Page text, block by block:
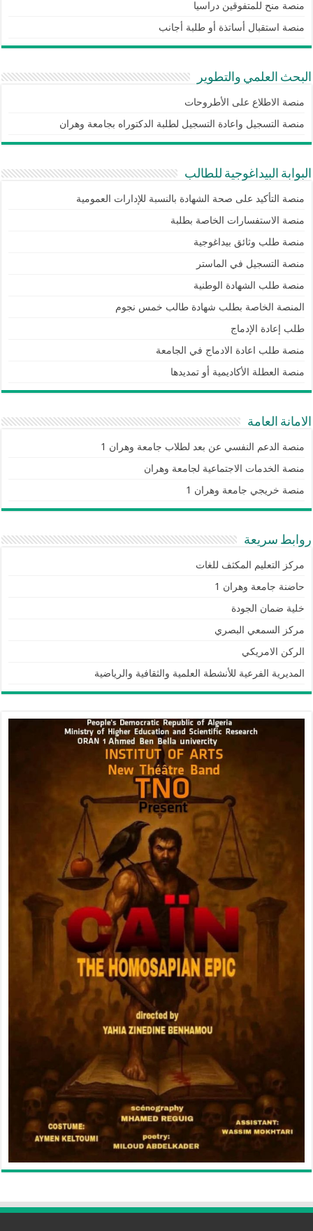
منصة منح للمتفوقين دراسيا
منصة استقبال أساتذة أو طلبة أجانب
البحث العلمي والتطوير
منصة الاطلاع على الأطروحات
منصة التسجيل واعادة التسجيل لطلبة الدكتوراه بجامعة وهران
البوابة البيداغوجية للطالب
منصة التأكيد على صحة الشهادة بالنسبة للإدارات العمومية
منصة الاستفسارات الخاصة بطلبة
منصة طلب وثائق بيداغوجية
منصة التسجيل في الماستر
منصة طلب الشهادة الوطنية
المنصة الخاصة بطلب شهادة طالب خمس نجوم
طلب إعادة الإدماج
منصة طلب اعادة الادماج في الجامعة
منصة العطلة الأكاديمية أو تمديدها
الامانة العامة
منصة الدعم النفسي عن بعد لطلاب جامعة وهران 1
منصة الخدمات الاجتماعية لجامعة وهران
منصة خريجي جامعة وهران 1
روابط سريعة
مركز التعليم المكثف للغات
حاضنة جامعة وهران 1
خلية ضمان الجودة
مركز السمعي البصري
الركن الامريكي
المديرية الفرعية للأنشطة العلمية والثقافية والرياضية